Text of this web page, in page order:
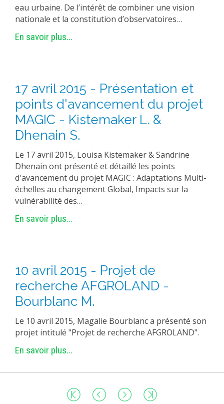
eau urbaine. De l’intérêt de combiner une vision
nationale et la constitution d’observatoires…
En savoir plus...
17 avril 2015 - Présentation et
points d'avancement du projet
MAGIC - Kistemaker L. &
Dhenain S.
Le 17 avril 2015, Louisa Kistemaker & Sandrine
Dhenain ont présenté et détaillé les points
d'avancement du projet MAGIC : Adaptations Multi-
échelles au changement Global, Impacts sur la
vulnérabilité des…
En savoir plus...
10 avril 2015 - Projet de
recherche AFGROLAND -
Bourblanc M.
Le 10 avril 2015, Magalie Bourblanc a présenté son
projet intitulé "Projet de recherche AFGROLAND".
En savoir plus...